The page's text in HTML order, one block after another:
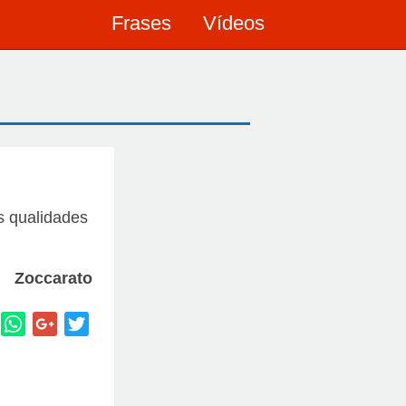
Frases Vídeos
qualidades
Zoccarato